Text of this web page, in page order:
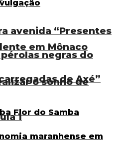
avenida “Presentes
negras do
de Axé”
em Mônaco
o sonho de
1